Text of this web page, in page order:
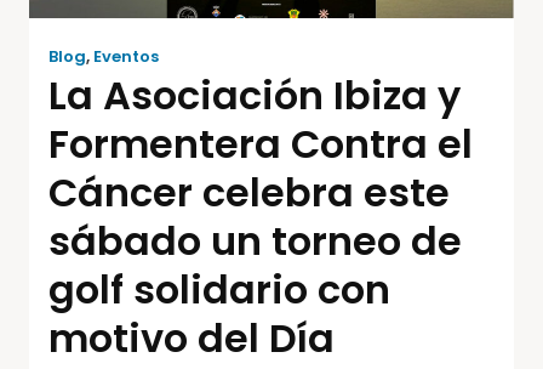
Blog, Eventos
La Asociación Ibiza y
Formentera Contra el
Cáncer celebra este
sábado un torneo de
golf solidario con
motivo del Día